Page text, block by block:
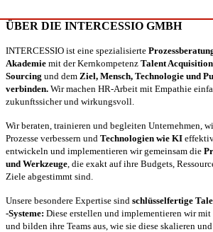
ÜBER DIE INTERCESSIO GMBH
INTERCESSIO ist eine spezialisierte
Akademie mit der Kernkompetenz Talent Acquisition
Sourcing und dem Ziel, Mensch, Technologie und
verbinden. Wir machen HR-Arbeit mit Empathie
zukunftssicher und wirkungsvoll.
Wir beraten, trainieren und begleiten Unternehmen,
Prozesse verbessern und Technologien wie KI
entwickeln und implementieren wir gemeinsam die
und Werkzeuge , die exakt auf ihre Budgets,
Ziele abgestimmt sind.
Unsere besondere Expertise sind schlüsselfertige
-Systeme: Diese erstellen und implementieren wir mit
und bilden ihre Teams aus, wie sie diese skalieren